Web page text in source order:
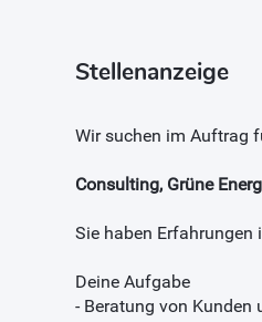
Stellenanzeige
Wir suchen im Auftrag
Consulting, Grüne
Sie haben Erfahrungen
Deine Aufgabe
- Beratung von Kunden